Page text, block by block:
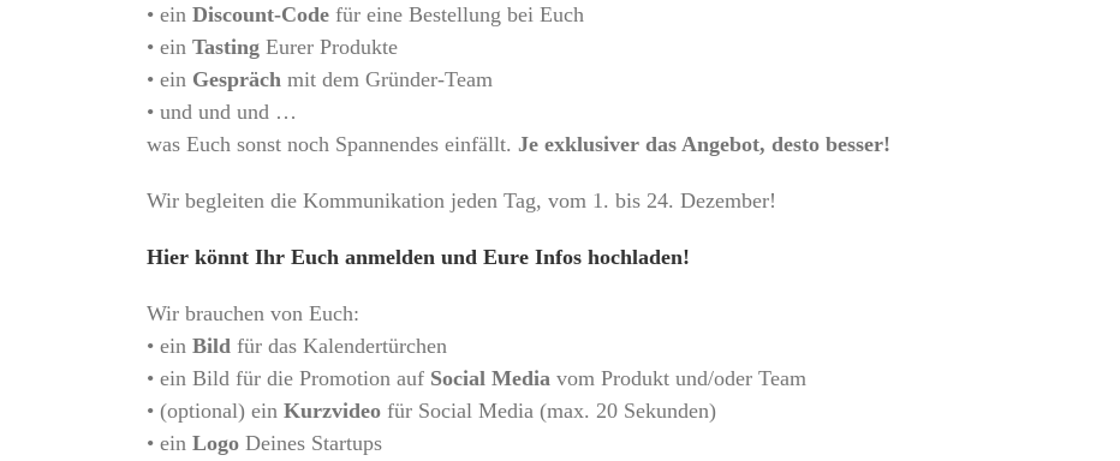
• ein Discount-Code für eine Bestellung bei Euch
• ein Tasting Eurer Produkte
• ein Gespräch mit dem Gründer-Team
• und und und …
was Euch sonst noch Spannendes einfällt. Je exklusiver das Angebot, desto besser!
Wir begleiten die Kommunikation jeden Tag, vom 1. bis 24. Dezember!
Hier könnt Ihr Euch anmelden und Eure Infos hochladen!
Wir brauchen von Euch:
• ein Bild für das Kalendertürchen
• ein Bild für die Promotion auf Social Media vom Produkt und/oder Team
• (optional) ein Kurzvideo für Social Media (max. 20 Sekunden)
• ein Logo Deines Startups